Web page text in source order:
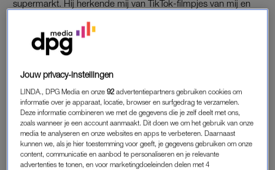
supermarkt. Hij herkende mij van TikTok-filmpjes van mij en
Dat lees je goed:
video’s over de vermeende romance tussen Jesse Klaver en
Rob Jetten te zien zijn, bracht ze samen.
Rob Jetten (D66) over
veiligheid van vrouwen: 'Dit
probleem is alleen op te
lossen als mannen in actie
komen'
LEES OOK
Jouw privacy-instellingen
LINDA., DPG Media en onze92 advertentiepartners gebruiken cookies om
informatie over je apparaat, locatie, browser en surfgedrag te verzamelen.
Deze informatie combineren we met de gegevens die je zelf deelt met ons,
zoals wanneer je een account aanmaakt. Dit doen we om het gebruik van onze
media te analyseren en onze websites en apps te verbeteren. Daarnaast
kunnen we, als je hier toestemming voor geeft, je gegevens gebruiken om onze
content, communicatie en aanbod te personaliseren en je relevante
advertenties te tonen, en voor marketingdoeleinden delen met 4